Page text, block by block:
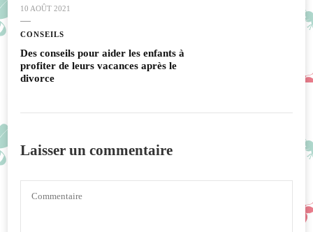
10 AOÛT 2021
CONSEILS
Des conseils pour aider les enfants à
profiter de leurs vacances après le
divorce
Laisser un commentaire